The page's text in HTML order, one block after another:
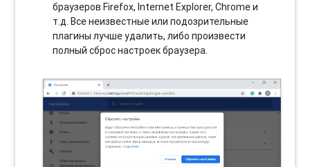
браузеров Firefox, Internet Explorer, Chrome и
т.д. Все неизвестные или подозрительные
плагины лучше удалить, либо произвести
полный сброс настроек браузера.